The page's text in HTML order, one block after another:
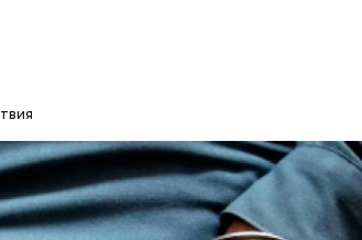
в арендованной квартире. У
с веществом белого цвета